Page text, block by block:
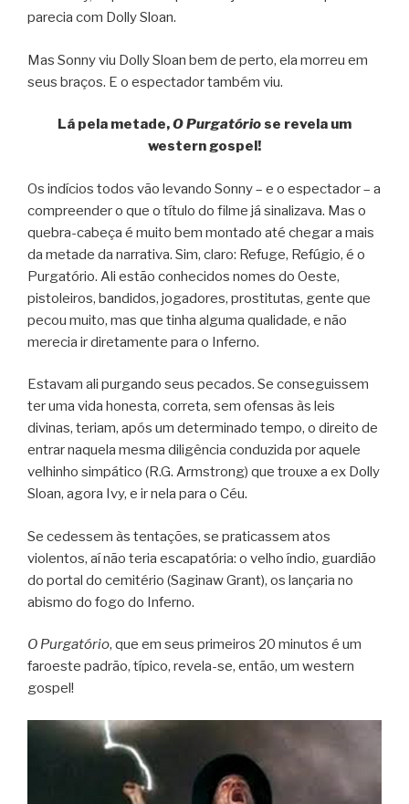
parecia com Dolly Sloan.
Mas Sonny viu Dolly Sloan bem de perto, ela morreu em
seus braços. E o espectador também viu.
Lá pela metade,O Purgatóriose revela um
western gospel!
Os indícios todos vão levando Sonny – e o espectador – a
compreender o que o título do filme já sinalizava. Mas o
quebra-cabeça é muito bem montado até chegar a mais
da metade da narrativa. Sim, claro: Refuge, Refúgio, é o
Purgatório. Ali estão conhecidos nomes do Oeste,
pistoleiros, bandidos, jogadores, prostitutas, gente que
pecou muito, mas que tinha alguma qualidade, e não
merecia ir diretamente para o Inferno.
Estavam ali purgando seus pecados. Se conseguissem
ter uma vida honesta, correta, sem ofensas às leis
divinas, teriam, após um determinado tempo, o direito de
entrar naquela mesma diligência conduzida por aquele
velhinho simpático (R.G. Armstrong) que trouxe a ex Dolly
Sloan, agora Ivy, e ir nela para o Céu.
Se cedessem às tentações, se praticassem atos
violentos, aí não teria escapatória: o velho índio, guardião
do portal do cemitério (Saginaw Grant), os lançaria no
abismo do fogo do Inferno.
O Purgatório, que em seus primeiros 20 minutos é um
faroeste padrão, típico, revela-se, então, um western
gospel!